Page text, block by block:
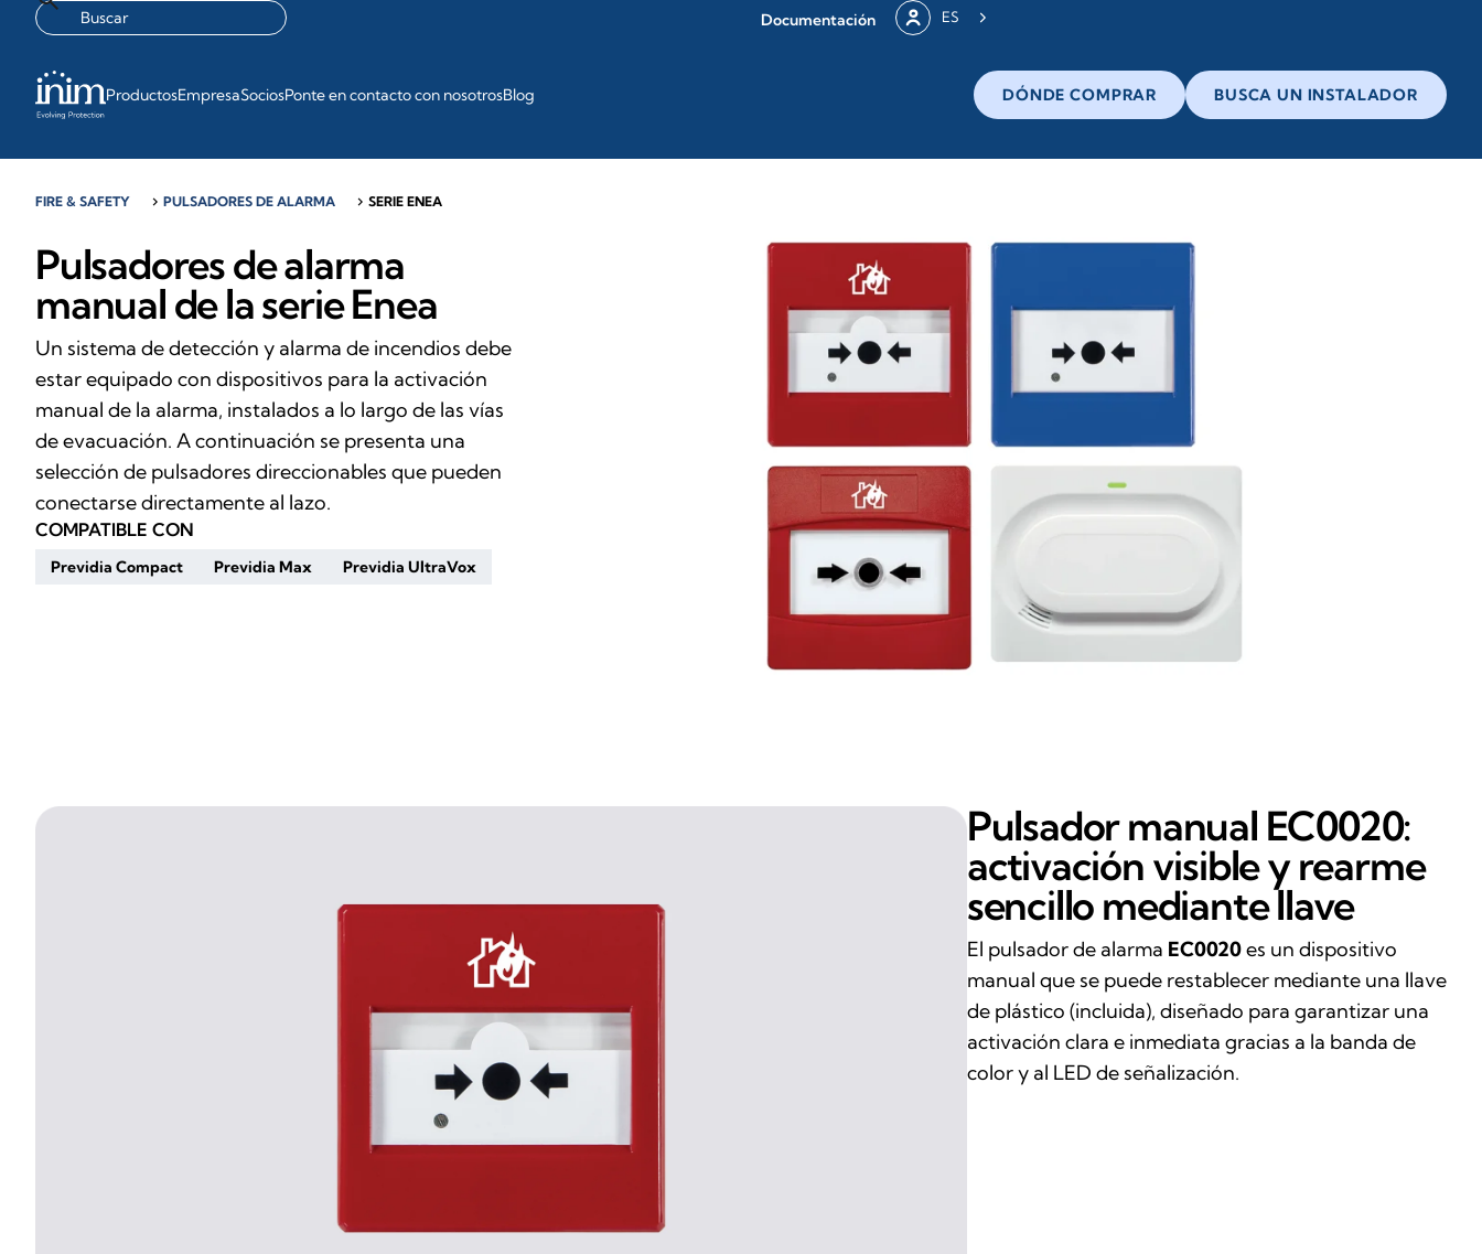
Documentación ES
ProductosEmpresaSociosPonte en contacto con nosotrosBlog DÓNDE COMPRAR BUSCA UN INSTALADOR
FIRE & SAFETY chevron_right PULSADORES DE ALARMA chevron_right SERIE ENEA
Pulsadores de alarma
manual de la serie Enea
Un sistema de detección y alarma de incendios debe
estar equipado con dispositivos para la activación
manual de la alarma, instalados a lo largo de las vías
de evacuación. A continuación se presenta una
selección de pulsadores direccionables que pueden
conectarse directamente al lazo.
COMPATIBLE CON
Previdia Compact Previdia Max Previdia UltraVox
Pulsador manual EC0020:
activación visible y rearme
sencillo mediante llave
El pulsador de alarma EC0020es un dispositivo
manual que se puede restablecer mediante una llave
de plástico (incluida), diseñado para garantizar una
activación clara e inmediata gracias a la banda de
color y al LED de señalización.